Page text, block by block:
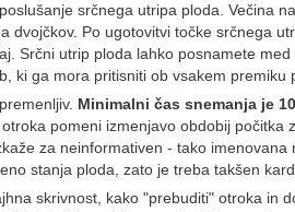
srčnega utripa ploda. Večina
dvojčkov. Po ugotovitvi točke srčnega
Srčni utrip ploda lahko posnamete
ki ga mora pritisniti ob vsakem premiku
Minimalni čas snemanja je
pomeni izmenjavo obdobij počitka
za neinformativen - tako
stanja ploda, zato je treba takšen
skrivnost, kako "prebuditi" otroka in